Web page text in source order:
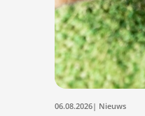
06.08.2026| Nieuws